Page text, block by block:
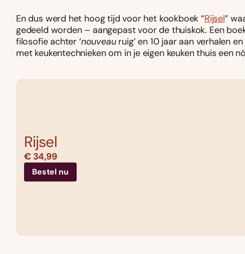
En dus werd het hoog tijd voor het kookboek “Rijsel”
gedeeld worden – aangepast voor de thuiskok. Een
filosofie achter ‘nouveauruig’ en 10 jaar aan verhalen
met keukentechnieken om in je eigen keuken thuis een
Rijsel
€ 34,99
Bestel nu